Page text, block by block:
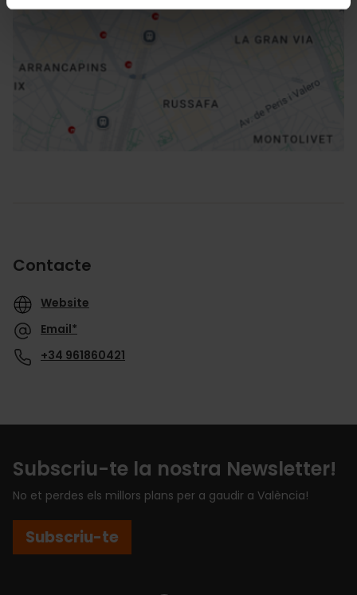
Contacte
Website
Email*
+34 961860421
Subscriu-te la nostra Newsletter!
No et perdes els millors plans per a gaudir a València!
Subscriu-te